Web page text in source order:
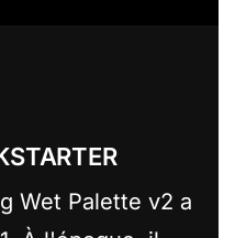
Wet Palette v2 a